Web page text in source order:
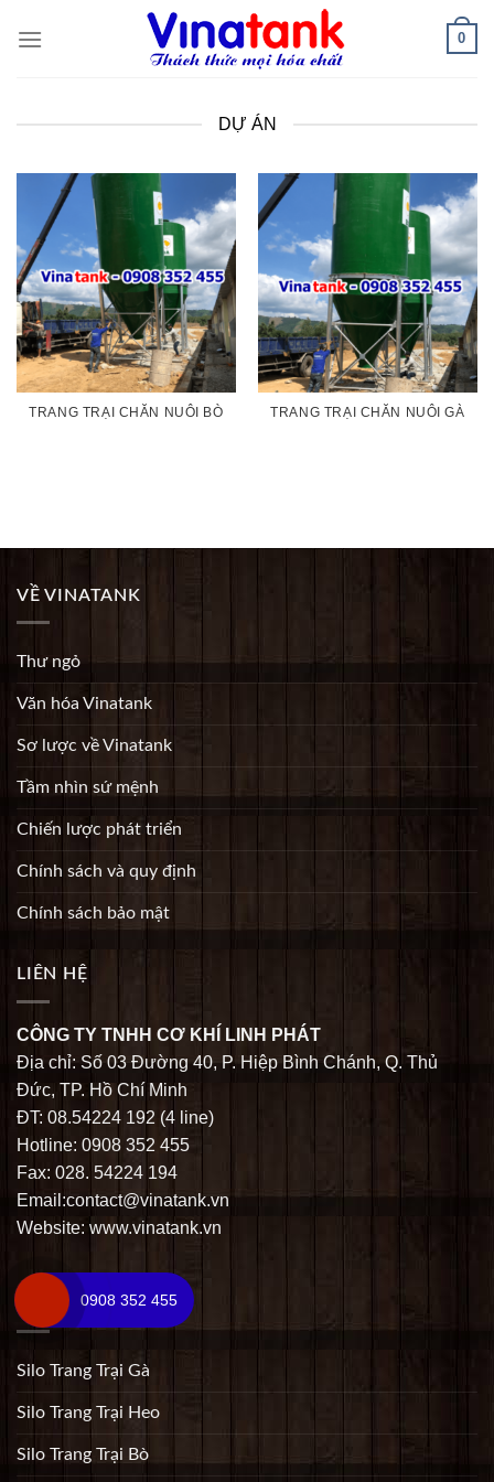
0
DỰ ÁN
TRANG TRẠI CHĂN NUÔI BÒ TRANG TRẠI CHĂN NUÔI GÀ
VỀ VINATANK
Thư ngỏ
Văn hóa Vinatank
Sơ lược về Vinatank
Tầm nhìn sứ mệnh
Chiến lược phát triển
Chính sách và quy định
Chính sách bảo mật
LIÊN HỆ
CÔNG TY TNHH CƠ KHÍ LINH PHÁT
Địa chỉ: Số 03 Đường 40, P. Hiệp Bình Chánh, Q. Thủ
Đức, TP. Hồ Chí Minh
ĐT: 08.54224 192 (4 line)
Hotline: 0908 352 455
Fax: 028. 54224 194
Email:contact@vinatank.vn
Website: www.vinatank.vn
SẢN PHẨM
Silo Trang Trại Gà
Silo Trang Trại Heo
Silo Trang Trại Bò
0908 352 455